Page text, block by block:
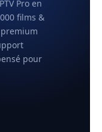
Pro en
films &
pour